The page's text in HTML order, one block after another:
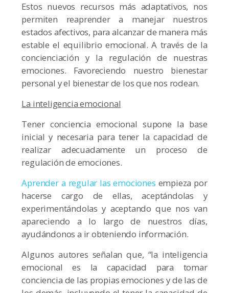
Estos nuevos recursos más adaptativos, nos
permiten reaprender a manejar nuestros
estados afectivos, para alcanzar de manera más
estable el equilibrio emocional. A través de la
concienciación y la regulación de nuestras
emociones. Favoreciendo nuestro bienestar
personal y el bienestar de los que nos rodean.
La inteligencia emocional
Tener conciencia emocional supone la base
inicial y necesaria para tener la capacidad de
realizar adecuadamente un proceso de
regulación de emociones.
Aprender a regular las emociones empieza por
hacerse cargo de ellas, aceptándolas y
experimentándolas y aceptando que nos van
apareciendo a lo largo de nuestros días,
ayudándonos a ir obteniendo información.
Algunos autores señalan que, “la inteligencia
emocional es la capacidad para tomar
conciencia de las propias emociones y de las de